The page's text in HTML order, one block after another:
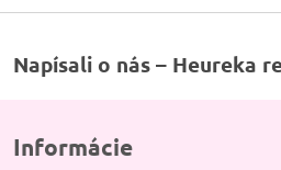
Napísali o nás – Heureka
Informácie